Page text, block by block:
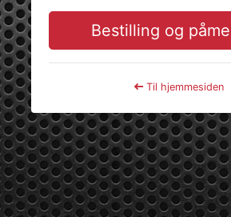
Bestilling og
Til hjemmesiden